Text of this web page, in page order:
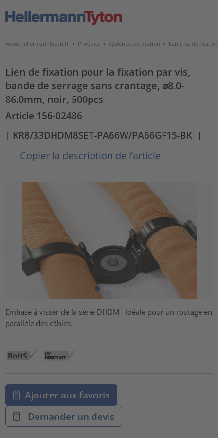
www.hellermanntyton.fr > Produits > Systèmes de fixation > Lanières de fixation
Lien de fixation pour la fixation par vis,
bande de serrage sans crantage, ⌀8.0-
86.0mm, noir, 500pcs
Article 156-02486
| KR8/33DHDM8SET-PA66W/PA66GF15-BK |
Copier la description de l’article
Embase à visser de la série DHDM - Idéale pour un routage en
parallèle des câbles.
Ajouter aux favoris
Demander un devis